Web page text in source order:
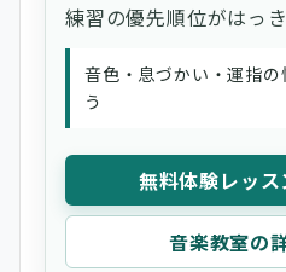
練習の優先順位がはっき
音色・息づかい・運指
う
無料体験レッ
音楽教室の